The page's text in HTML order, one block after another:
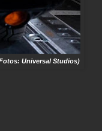
Universal Studios)